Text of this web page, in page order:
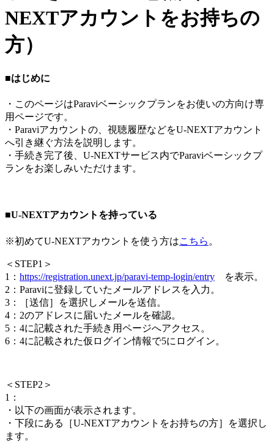
NEXTアカウントをお持ちの
方）
■はじめに
・このページはParaviベーシックプランをお使いの方向け専
用ページです。
・Paraviアカウントの、視聴履歴などをU-NEXTアカウント
へ引き継ぐ方法を説明します。
・手続き完了後、U-NEXTサービス内でParaviベーシックプ
ランをお楽しみいただけます。
■U-NEXTアカウントを持っている
※初めてU-NEXTアカウントを使う方はこちら 。
＜ STEP1 ＞
1： https://registration.unext.jp/paravi-temp-login/entry を表示。
2：Paraviに登録していたメールアドレスを入力。
3：［送信］を選択しメールを送信。
4：2のアドレスに届いたメールを確認。
5：4に記載された手続き用ページへアクセス。
6：4に記載された仮ログイン情報で5にログイン。
＜ STEP2 ＞
1：
・以下の画面が表示されます。
・下段にある［U-NEXTアカウントをお持ちの方］を選択し
ます。